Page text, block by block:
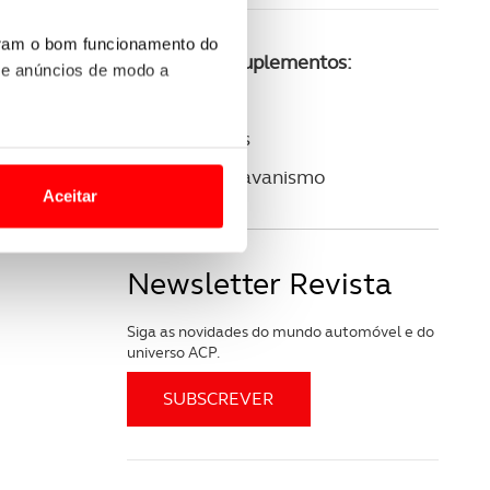
o bom funcionamento do
anúncios de modo a
lhe proporcionar
de análise, com parceiros
com o seu
sua experiência de
Aceitar
Consulte os suplementos:
ACP Clássicos
ACP Autocaravanismo
Newsletter Revista
Siga as novidades do mundo automóvel e do
universo ACP.